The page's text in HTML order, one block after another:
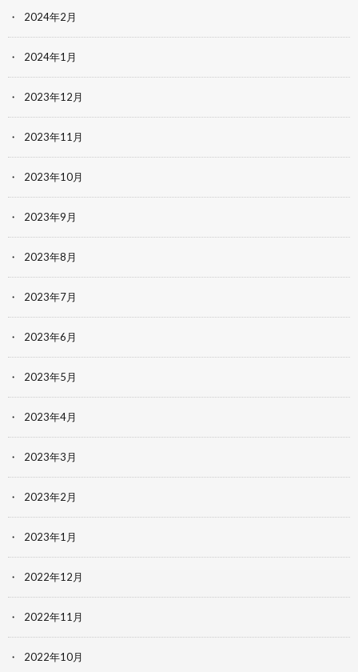
2024年2月
2024年1月
2023年12月
2023年11月
2023年10月
2023年9月
2023年8月
2023年7月
2023年6月
2023年5月
2023年4月
2023年3月
2023年2月
2023年1月
2022年12月
2022年11月
2022年10月